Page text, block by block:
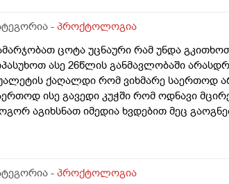
რომელიც ასევე შავი ფერისაა
იწყება იქ და მაქვს ქავილი შესაძლოა
რომელიც ექიმის გარეშე შემიძლია
შეგიძკია გაიკეთოვო მაგრამ
- პროქტოლოგია
ცოტა უცნაური რამ უნდა
ასე 26წლის განმავლობაში
ქაღალდი რომ ვიხმარე საერთოდ
ისე გავედი კუჭში რომ ოდნავი
აგიხსნათ იმედია ხვდებით მეც
არ გადავიდა სუფთათ ასეთირამ
- პროქტოლოგია